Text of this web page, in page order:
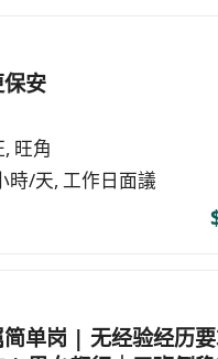
安
, 旺角
時/天, 工作日面議
单岗 | 无经验经历